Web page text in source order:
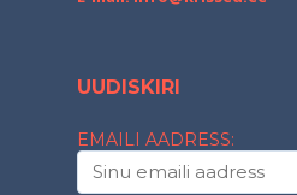
UUDISKIRI
EMAILI AADRESS: